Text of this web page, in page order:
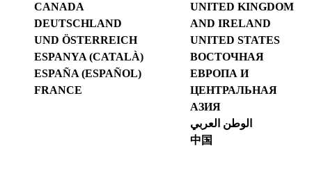
CANADA
DEUTSCHLAND
UND ÖSTERREICH
ESPANYA (CATALÀ)
ESPAÑA (ESPAÑOL)
FRANCE
UNITED KINGDOM
AND IRELAND
UNITED STATES
ВОСТОЧНАЯ
ЕВРОПА И
ЦЕНТРАЛЬНАЯ
АЗИЯ
الوطن العربي
中国